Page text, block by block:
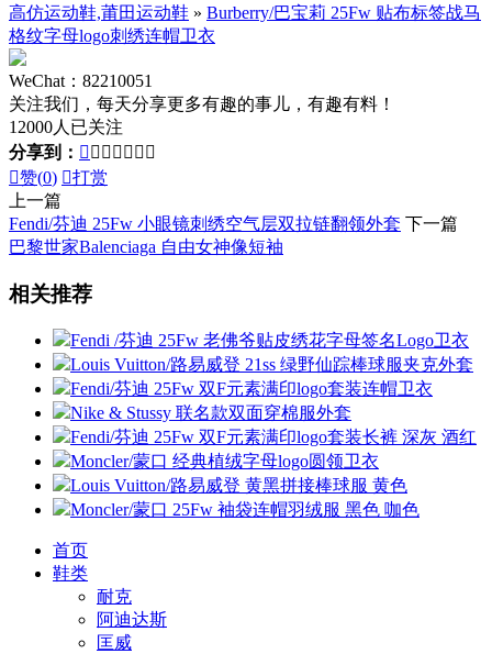
高仿运动鞋,莆田运动鞋 » Burberry/巴宝莉 25Fw 贴布标签战马
格纹字母logo刺绣连帽卫衣
WeChat：82210051
关注我们，每天分享更多有趣的事儿，有趣有料！
12000人已关注
分享到：       
赞(0) 打赏
上一篇
Fendi/芬迪 25Fw 小眼镜刺绣空气层双拉链翻领外套 下一篇
巴黎世家Balenciaga 自由女神像短袖
相关推荐
Fendi /芬迪 25Fw 老佛爷贴皮绣花字母签名Logo卫衣
Louis Vuitton/路易威登 21ss 绿野仙踪棒球服夹克外套
Fendi/芬迪 25Fw 双F元素满印logo套装连帽卫衣
Nike & Stussy 联名款双面穿棉服外套
Fendi/芬迪 25Fw 双F元素满印logo套装长裤 深灰 酒红
Moncler/蒙口 经典植绒字母logo圆领卫衣
Louis Vuitton/路易威登 黄黑拼接棒球服 黄色
Moncler/蒙口 25Fw 袖袋连帽羽绒服 黑色 咖色
首页
鞋类
耐克
阿迪达斯
匡威